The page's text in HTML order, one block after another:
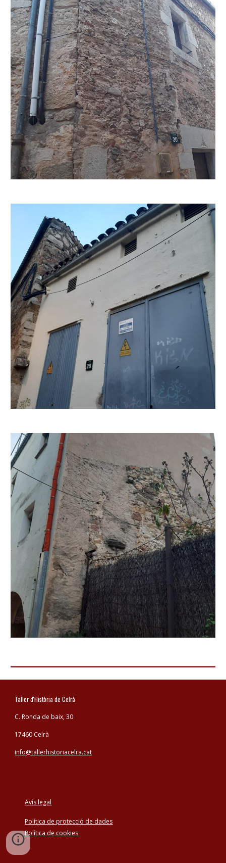
Taller d'Història de Celrà
C. Ronda de baix, 30
17460 Celrà
info@tallerhistoriacelra.cat
Avís legal
Política de protecció de dades
Política de cookies